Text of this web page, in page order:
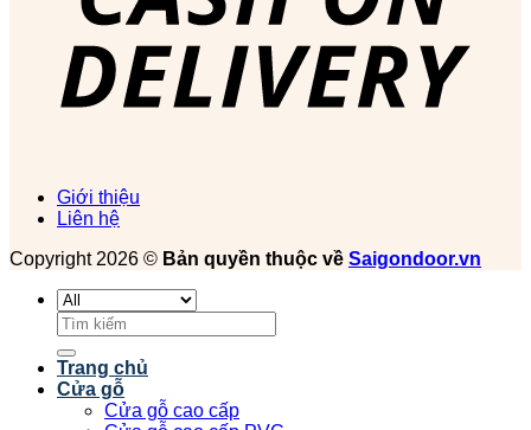
Giới thiệu
Liên hệ
Copyright 2026 © Bản quyền thuộc về Saigondoor.vn
Tìm
kiếm:
Trang chủ
Cửa gỗ
Cửa gỗ cao cấp